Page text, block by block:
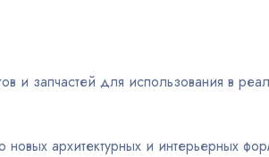
и запчастей для использования в
архитектурных и интерьерных